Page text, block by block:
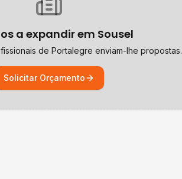
a expandir em Sousel
de Portalegre enviam-lhe propostas.
Solicitar Orçamento